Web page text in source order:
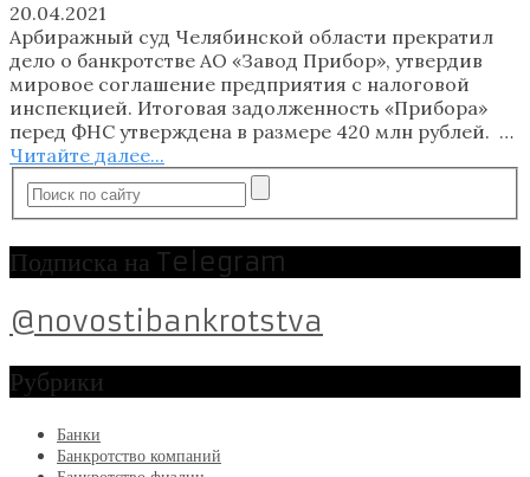
20.04.2021
Арбиражный суд Челябинской области прекратил
дело о банкротстве АО «Завод Прибор», утвердив
мировое соглашение предприятия с налоговой
инспекцией. Итоговая задолженность «Прибора»
перед ФНС утверждена в размере 420 млн рублей. …
Читайте далее...
Подписка на Telegram
@novostibankrotstva
Рубрики
Банки
Банкротство компаний